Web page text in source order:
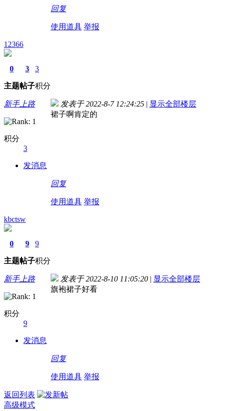
回复
使用道具 举报
12366
0
主题
3
帖子
3
积分
新手上路
积分
3
发消息
发表于 2022-8-7 12:24:25 | 显示全部楼层
裙子啊肯定的
回复
使用道具 举报
kbctsw
0
主题
9
帖子
9
积分
新手上路
积分
9
发消息
发表于 2022-8-10 11:05:20 | 显示全部楼层
旗袍裙子好看
回复
使用道具 举报
返回列表
高级模式